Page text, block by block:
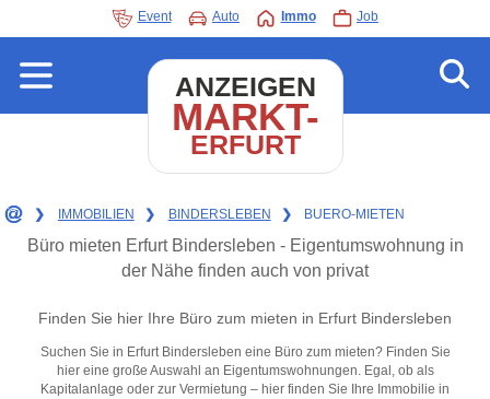
Event Auto Immo Job
ANZEIGEN
MARKT-
ERFURT
❯ IMMOBILIEN ❯ BINDERSLEBEN ❯ BUERO-MIETEN
Büro mieten Erfurt Bindersleben - Eigentumswohnung in
der Nähe finden auch von privat
Finden Sie hier Ihre Büro zum mieten in Erfurt Bindersleben
Suchen Sie in Erfurt Bindersleben eine Büro zum mieten? Finden Sie
hier eine große Auswahl an Eigentumswohnungen. Egal, ob als
Kapitalanlage oder zur Vermietung – hier finden Sie Ihre Immobilie in